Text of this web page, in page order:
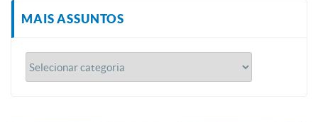
MAIS ASSUNTOS